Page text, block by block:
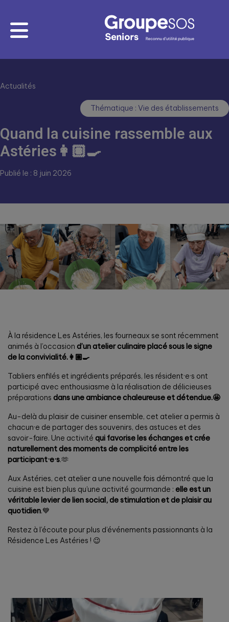
Actualités
Thématique : Vie des établissements
Quand la cuisine rassemble aux
Astéries👩🏽‍🍳
Publié le : 8 juin 2026
À la résidence Les Astéries, les fourneaux se sont récemment
animés à l’occasion d’un atelier culinaire placé sous le signe
de la convivialité.👩🏽‍🍳
Tabliers enfilés et ingrédients préparés, les résident·e·s ont
participé avec enthousiasme à la réalisation de délicieuses
préparations dans une ambiance chaleureuse et détendue.🤩
Au-delà du plaisir de cuisiner ensemble, cet atelier a permis à
chacun·e de partager des souvenirs, des astuces et des
savoir-faire. Une activité qui favorise les échanges et crée
naturellement des moments de complicité entre les
participant·e·s.🫶
Aux Astéries, cet atelier a une nouvelle fois démontré que la
cuisine est bien plus qu’une activité gourmande : elle est un
véritable levier de lien social, de stimulation et de plaisir au
quotidien.💙
Restez à l’écoute pour plus d’événements passionnants à la
Résidence Les Astéries ! 😉